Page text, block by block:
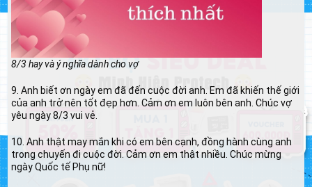
8/3 hay và ý nghĩa dành cho vợ
9. Anh biết ơn ngày em đã đến cuộc đời anh. Em đã khiến thế giới
của anh trở nên tốt đẹp hơn. Cảm ơn em luôn bên anh. Chúc vợ
yêu ngày 8/3 vui vẻ.
10. Anh thật may mắn khi có em bên cạnh, đồng hành cùng anh
trong chuyến đi cuộc đời. Cảm ơn em thật nhiều. Chúc mừng
ngày Quốc tế Phụ nữ!